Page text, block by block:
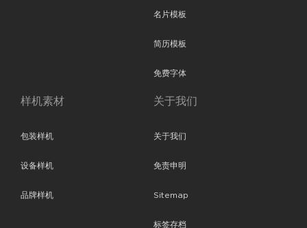
名片模板
简历模板
免费字体
样机素材
包装样机
设备样机
品牌样机
关于我们
关于我们
免责申明
Sitemap
标签存档